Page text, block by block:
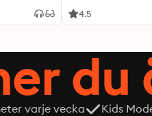
4.5
du
varje vecka Kids